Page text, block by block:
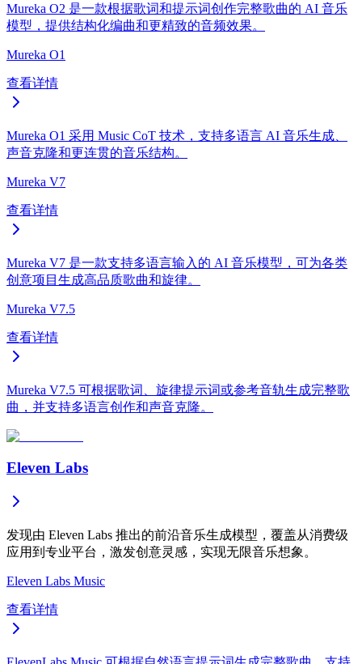
Mureka O2 是一款根据歌词和提示词创作完整歌曲的 AI 音乐
模型，提供结构化编曲和更精致的音频效果。
Mureka O1
查看详情
Mureka O1 采用 Music CoT 技术，支持多语言 AI 音乐生成、
声音克隆和更连贯的音乐结构。
Mureka V7
查看详情
Mureka V7 是一款支持多语言输入的 AI 音乐模型，可为各类
创意项目生成高品质歌曲和旋律。
Mureka V7.5
查看详情
Mureka V7.5 可根据歌词、旋律提示词或参考音轨生成完整歌
曲，并支持多语言创作和声音克隆。
Eleven Labs
发现由 Eleven Labs 推出的前沿音乐生成模型，覆盖从消费级
应用到专业平台，激发创意灵感，实现无限音乐想象。
Eleven Labs Music
查看详情